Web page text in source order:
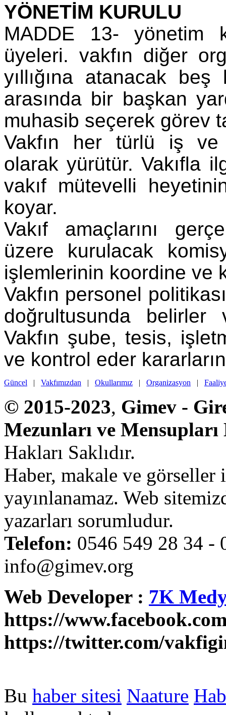
YÖNETİM KURULU
MADDE 13- yönetim
üyeleri. vakfın diğer
yıllığına atanacak
arasında bir başkan
muhasib seçerek görev
Vakfın her türlü iş ve
olarak yürütür. Vakıfla
vakıf mütevelli
koyar.
Vakıf amaçlarını
üzere kurulacak
işlemlerinin koordine ve
Vakfın personel
doğrultusunda
Vakfın şube, tesis,
ve kontrol eder
Güncel | Vakfımızdan | Okullarımız | Organizasyon |
© 2015-2023, Gimev -
Mezunları ve
Hakları Saklıdır.
Haber, makale ve
yayınlanamaz. Web
yazarları sorumludur.
Telefon: 0546 549 28
info@gimev.org
Web Developer : 7K
https://
https://twitter.com/
Bu haber sitesi Naature